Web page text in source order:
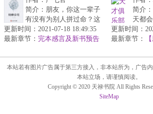
简介：朋友，你这一辈子
有没有为别人拼过命？这
本书是讲述一个本来只想
在部队混几年回家的士兵
更新时间：2021-07-18 18:49:35
最新章节： 完本感言及新书预告
简介
天都
梦里
天。
更新时间：
最新章节：
本站若有图片广告属于第三方接入，非本站所为，广告
本站立场，请谨慎阅读。
Copyright © 2020 天禄书院 All Rights
SiteMap